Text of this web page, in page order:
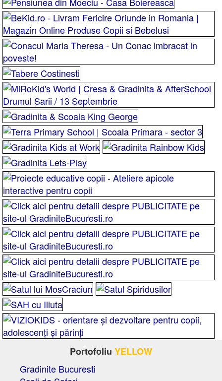
Portofoliu YELLOW
Gradinite Bucuresti